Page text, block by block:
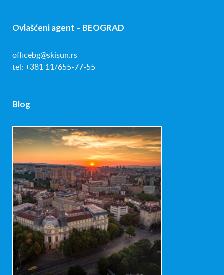
Ovlašćeni agent – BEOGRAD
officebg@skisun.rs
tel: +381 11/655-77-55
Blog